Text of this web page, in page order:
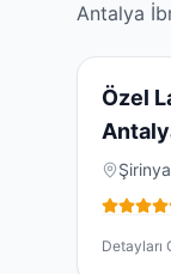
Antalya
Ö
DIŞ
Özel
Detayları